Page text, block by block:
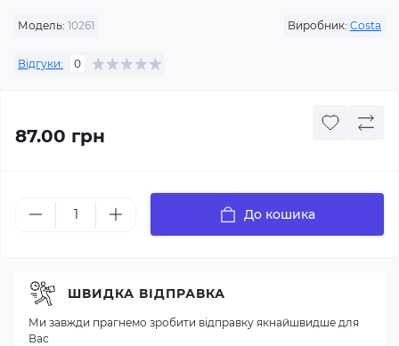
Модель: 10261 Виробник: Costa
Відгуки: 0
87.00 грн
До кошика
ШВИДКА ВІДПРАВКА
Ми завжди прагнемо зробити відправку якнайшвидше для
Вас